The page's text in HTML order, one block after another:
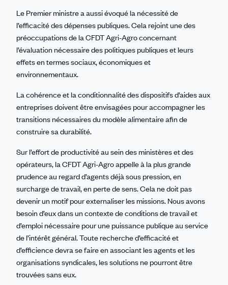
Le Premier ministre a aussi évoqué la nécessité de
l’efficacité des dépenses publiques. Cela rejoint une des
préoccupations de la CFDT Agri-Agro concernant
l’évaluation nécessaire des politiques publiques et leurs
effets en termes sociaux, économiques et
environnementaux.
La cohérence et la conditionnalité des dispositifs d’aides aux
entreprises doivent être envisagées pour accompagner les
transitions nécessaires du modèle alimentaire afin de
construire sa durabilité.
Sur l’effort de productivité au sein des ministères et des
opérateurs, la CFDT Agri-Agro appelle à la plus grande
prudence au regard d’agents déjà sous pression, en
surcharge de travail, en perte de sens. Cela ne doit pas
devenir un motif pour externaliser les missions. Nous avons
besoin d’eux dans un contexte de conditions de travail et
d’emploi nécessaire pour une puissance publique au service
de l’intérêt général. Toute recherche d’efficacité et
d’efficience devra se faire en associant les agents et les
organisations syndicales, les solutions ne pourront être
trouvées sans eux.